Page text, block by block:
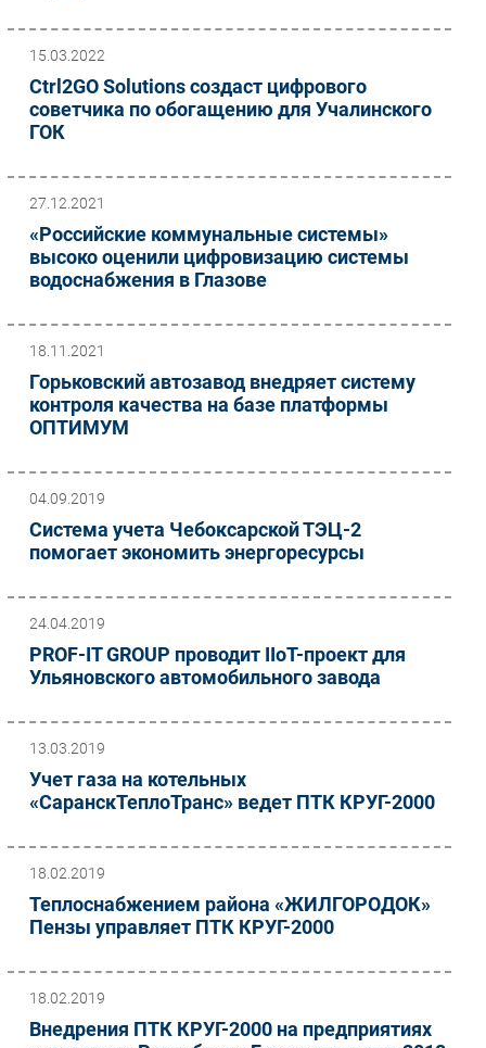
Интервью
Мероприятия
Проекты
IT класс
Тестовый стенд
Каталог компаний
15.03.2022
Ctrl2GO Solutions создаст цифрового
советчика по обогащению для Учалинского
ГОК
27.12.2021
«Российские коммунальные системы»
высоко оценили цифровизацию системы
водоснабжения в Глазове
18.11.2021
Горьковский автозавод внедряет систему
контроля качества на базе платформы
ОПТИМУМ
04.09.2019
Система учета Чебоксарской ТЭЦ-2
помогает экономить энергоресурсы
24.04.2019
PROF-IT GROUP проводит IIoT-проект для
Ульяновского автомобильного завода
13.03.2019
Учет газа на котельных
«СаранскТеплоТранс» ведет ПТК КРУГ-2000
18.02.2019
Теплоснабжением района «ЖИЛГОРОДОК»
Пензы управляет ПТК КРУГ-2000
18.02.2019
Внедрения ПТК КРУГ-2000 на предприятиях